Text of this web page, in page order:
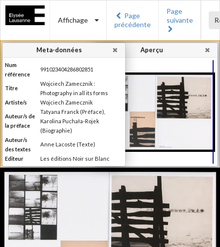
Affichage
Page
précédente
Page
suivante
Aperçu
Meta-données
Num
référence
991023404286802851
Titre
Wojciech Zamecznik :
Photography in all its forms
Artiste/s
Wojciech Zamecznik
Auteur/s de
la préface
Tatyana Franck (Préface),
Karolina Puchała-Rojek
(Biographie)
Auteur/s
des textes
Anne Lacoste (Texte)
Editeur
Les éditions Noir sur Blanc
Lieu
d'édition
Lausanne
Date
d'édition
2016
Information
édition
Publié à l'occasion de
l'exposition : "Wojciech
Zamecznik, la photographie sous
toutes ses formes", Musée de
l'Elysée, Lausanne, 21